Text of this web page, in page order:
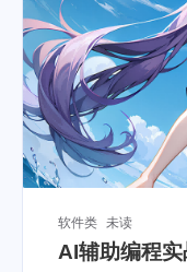
软件类 未读
AI辅助编程